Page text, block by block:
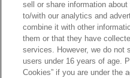
ウェブサイトご利用条件
個人情報保護方針
©BANDAI
sell or share information
to/with our analytics and
combine it with other
them or that they have
services. However, we do not
users under 16 years of age.
Cookies” if you are under the